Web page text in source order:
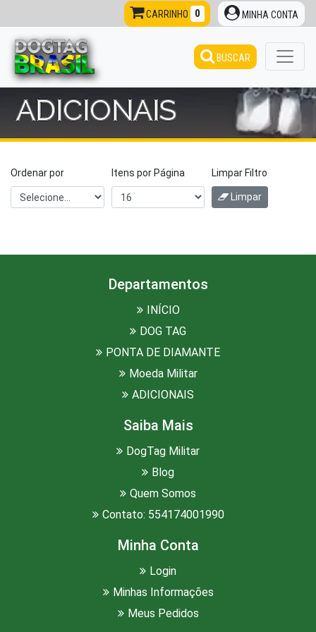
CARRINHO 0 MINHA CONTA
BUSCAR
ADICIONAIS
Ordenar por Itens por Página Limpar Filtro
Limpar
Departamentos
INÍCIO
DOG TAG
PONTA DE DIAMANTE
Moeda Militar
ADICIONAIS
Saiba Mais
DogTag Militar
Blog
Quem Somos
Contato: 554174001990
Minha Conta
Login
Minhas Informações
Meus Pedidos